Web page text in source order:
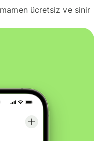
ücretsiz ve sinir